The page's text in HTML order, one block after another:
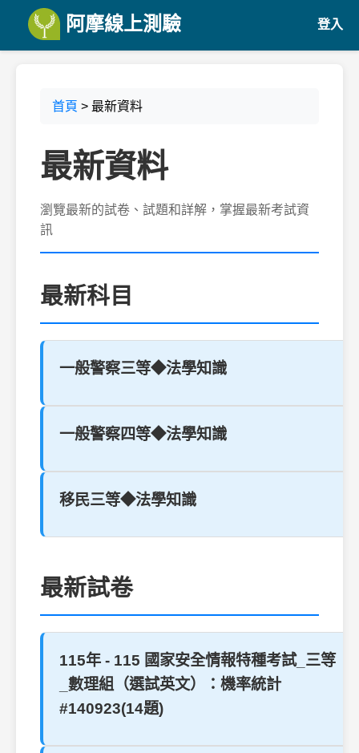
阿摩線上測驗 登入
首頁 > 最新資料
最新資料
瀏覽最新的試卷、試題和詳解，掌握最新考試資
訊
最新科目
一般警察三等◆法學知識
一般警察四等◆法學知識
移民三等◆法學知識
最新試卷
115年 - 115 國家安全情報特種考試_三等
_數理組（選試英文）：機率統計
#140923(14題)